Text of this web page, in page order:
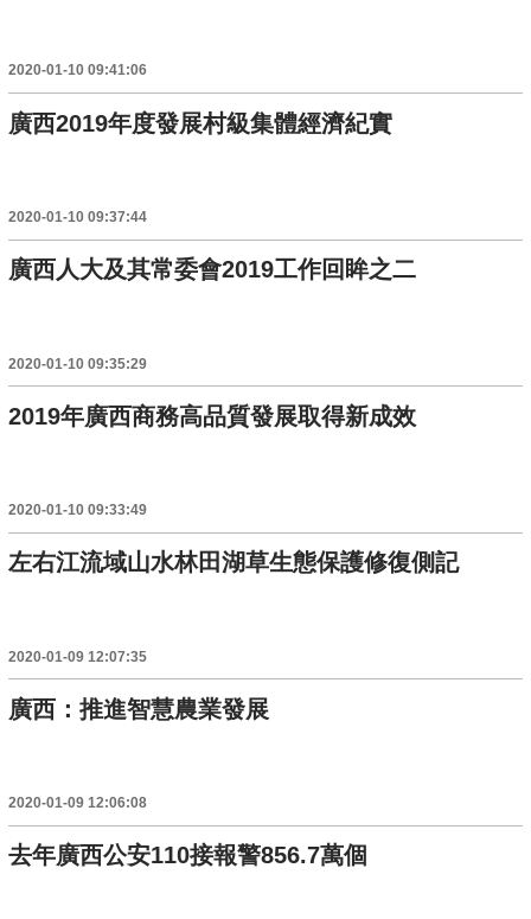
2020-01-10 09:41:06
廣西2019年度發展村級集體經濟紀實
2020-01-10 09:37:44
廣西人大及其常委會2019工作回眸之二
2020-01-10 09:35:29
2019年廣西商務高品質發展取得新成效
2020-01-10 09:33:49
左右江流域山水林田湖草生態保護修復側記
2020-01-09 12:07:35
廣西：推進智慧農業發展
2020-01-09 12:06:08
去年廣西公安110接報警856.7萬個